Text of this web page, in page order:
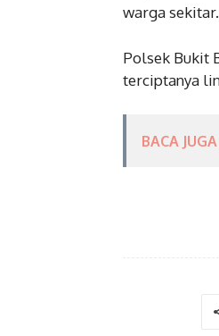
warga sekitar.
Polsek Bukit
terciptanya
BACA JUGA